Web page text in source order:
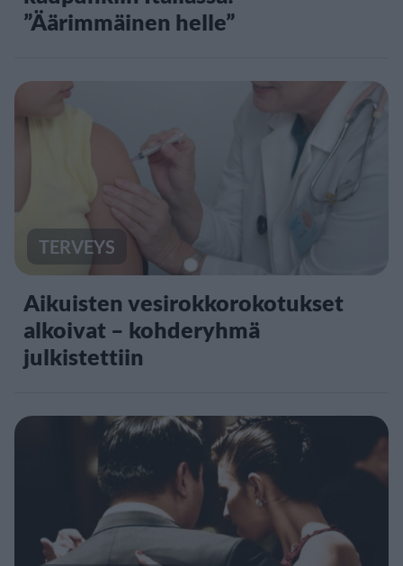
”Äärimmäinen helle”
TERVEYS
Aikuisten vesirokkorokotukset
alkoivat – kohderyhmä
julkistettiin